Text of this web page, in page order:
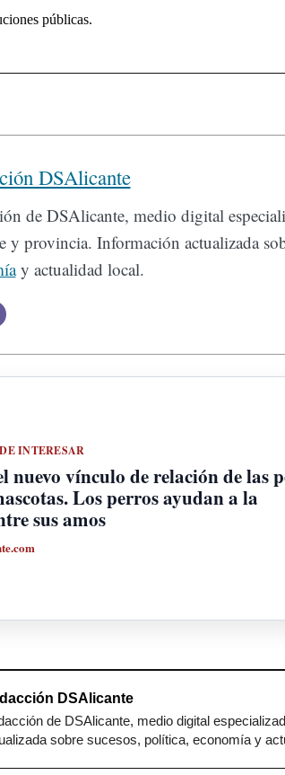
públicas.
DSAlicante
de DSAlicante, medio digital
y provincia. Información actualizada
y actualidad local.
INTERESAR
nuevo vínculo de relación de las
Los perros ayudan a la
sus amos
DSAlicante
de DSAlicante, medio digital
sobre sucesos, política, economía y